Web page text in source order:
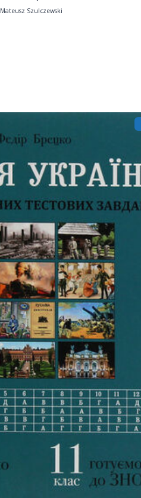
Mateusz Szulczewski